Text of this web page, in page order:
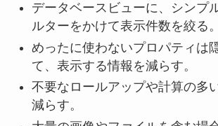
データベースビューに、シンプ
ルターをかけて表示件数を絞る。
めったに使わないプロパティは
て、表示する情報を減らす。
不要なロールアップや計算の多
減らす。